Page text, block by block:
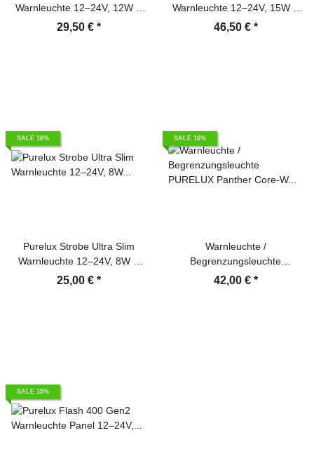
Warnleuchte 12–24V, 12W –
118mm
29,50 € *
Warnleuchte 12–24V, 15W –
111mm
46,50 € *
SALE 16%
Purelux Strobe Ultra Slim
Warnleuchte 12–24V, 8W –
96mm
25,00 € *
SALE 16%
Warnleuchte /
Begrenzungsleuchte
PURELUX Panther Core-W –
42,00 € *
SALE 15%